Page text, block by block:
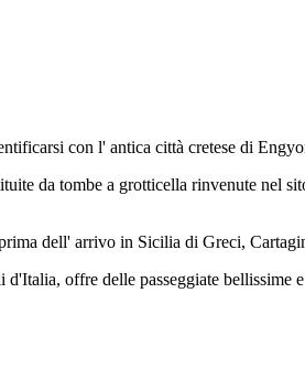
con l' antica città cretese di
da tombe a grotticella rinvenute nel
dell' arrivo in Sicilia di Greci,
offre delle passeggiate bellissime